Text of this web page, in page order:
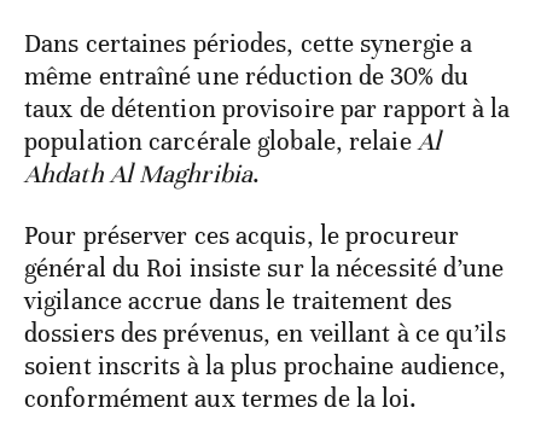
Dans certaines périodes, cette synergie a
même entraîné une réduction de 30% du
taux de détention provisoire par rapport à la
population carcérale globale, relaieAl
Ahdath Al Maghribia.
Pour préserver ces acquis, le procureur
général du Roi insiste sur la nécessité d’une
vigilance accrue dans le traitement des
dossiers des prévenus, en veillant à ce qu’ils
soient inscrits à la plus prochaine audience,
conformément aux termes de la loi.